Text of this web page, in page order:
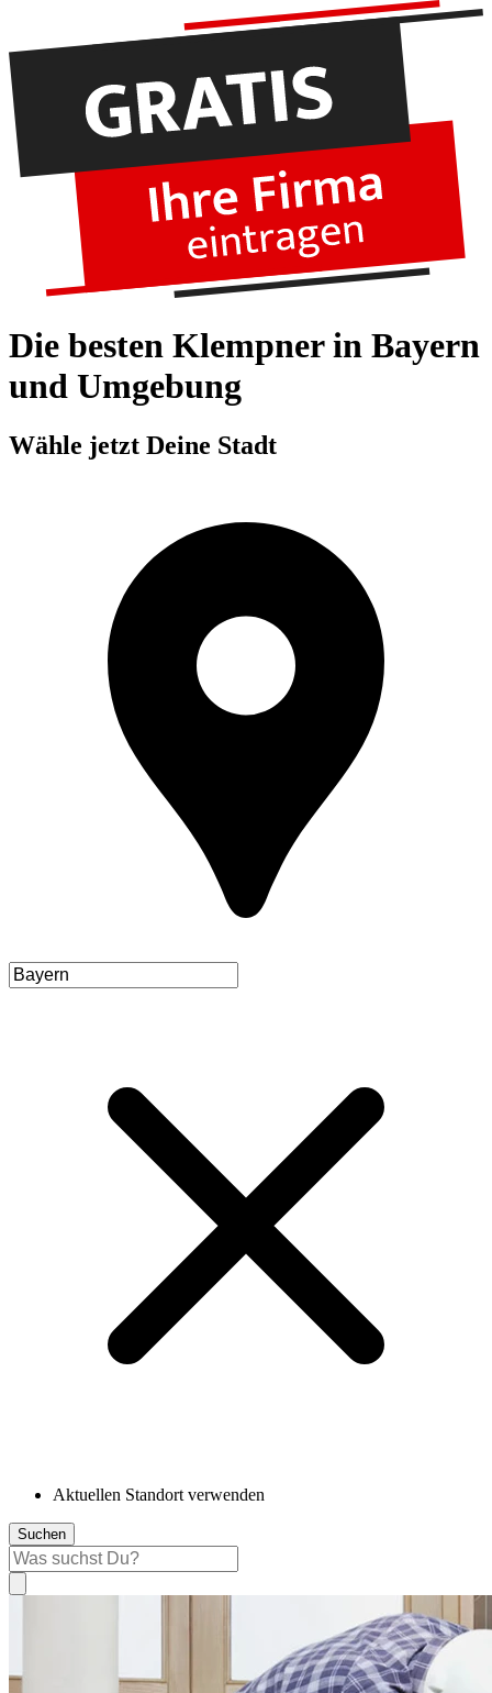
Die besten Klempner in Bayern
und Umgebung
Wähle jetzt Deine Stadt
Aktuellen Standort verwenden
Suchen